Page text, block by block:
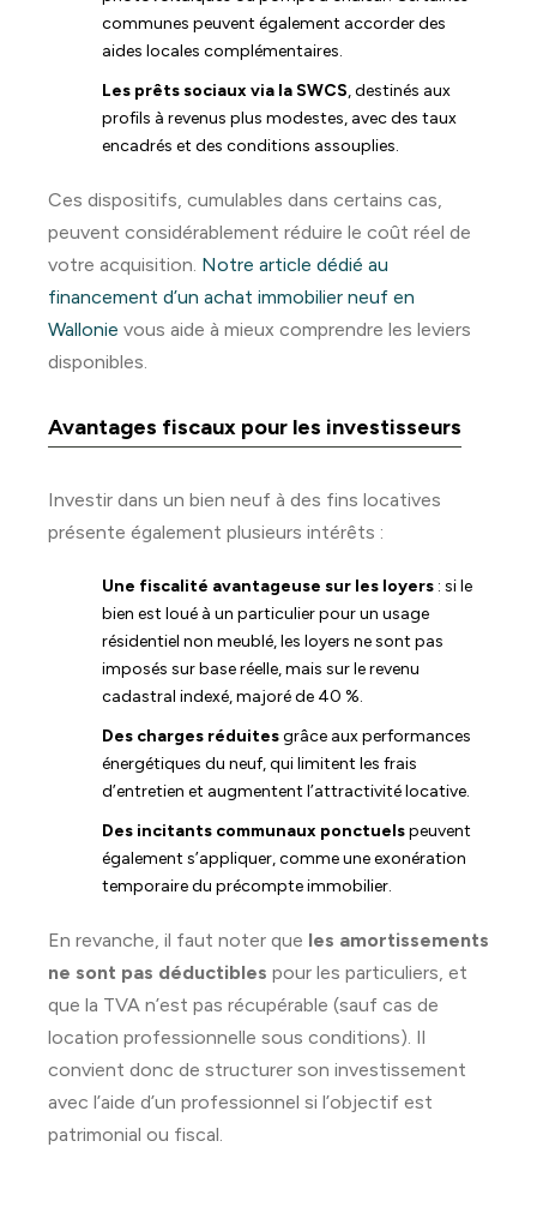
communes peuvent également accorder des
aides locales complémentaires.
Les prêts sociaux via la SWCS, destinés aux
profils à revenus plus modestes, avec des taux
encadrés et des conditions assouplies.
Ces dispositifs, cumulables dans certains cas,
peuvent considérablement réduire le coût réel de
votre acquisition. Notre article dédié au
financement d’un achat immobilier neuf en
Wallonie vous aide à mieux comprendre les leviers
disponibles.
Avantages fiscaux pour les investisseurs
Investir dans un bien neuf à des fins locatives
présente également plusieurs intérêts :
Une fiscalité avantageuse sur les loyers : si le
bien est loué à un particulier pour un usage
résidentiel non meublé, les loyers ne sont pas
imposés sur base réelle, mais sur le revenu
cadastral indexé, majoré de 40 %.
Des charges réduitesgrâce aux performances
énergétiques du neuf, qui limitent les frais
d’entretien et augmentent l’attractivité locative.
Des incitants communaux ponctuelspeuvent
également s’appliquer, comme une exonération
temporaire du précompte immobilier.
En revanche, il faut noter que les amortissements
ne sont pas déductibles pour les particuliers, et
que la TVA n’est pas récupérable (sauf cas de
location professionnelle sous conditions). Il
convient donc de structurer son investissement
avec l’aide d’un professionnel si l’objectif est
patrimonial ou fiscal.